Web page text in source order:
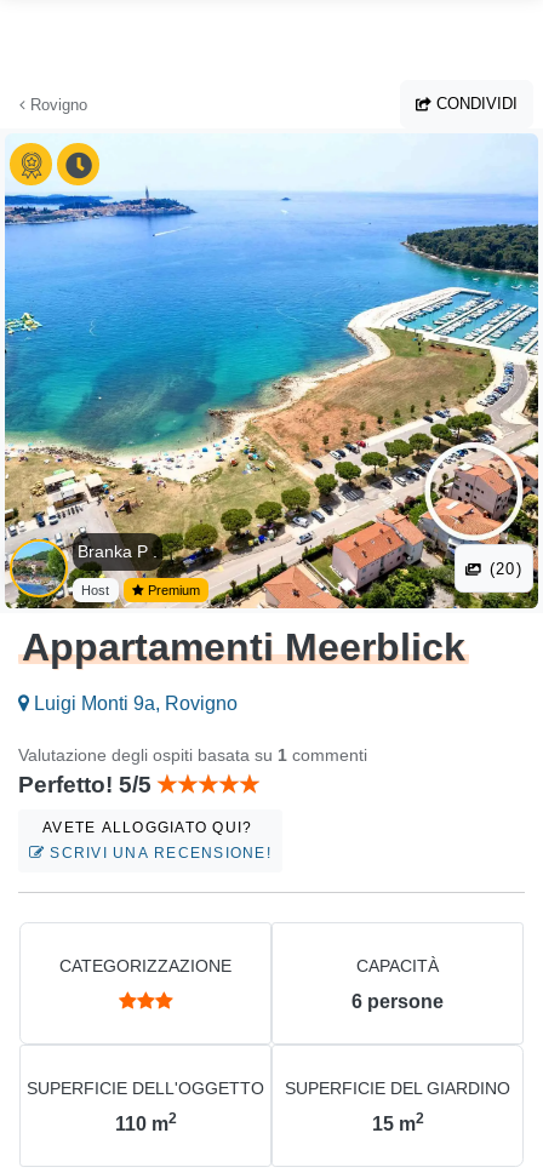
Rovigno CONDIVIDI
Branka P .
Host Premium
(20)
Appartamenti Meerblick
Luigi Monti 9a, Rovigno
Valutazione degli ospiti basata su 1 commenti
Perfetto! 5/5
AVETE ALLOGGIATO QUI?
SCRIVI UNA RECENSIONE!
CATEGORIZZAZIONE CAPACITÀ
6 persone
SUPERFICIE DELL'OGGETTO
110 m2
SUPERFICIE DEL GIARDINO
15 m2